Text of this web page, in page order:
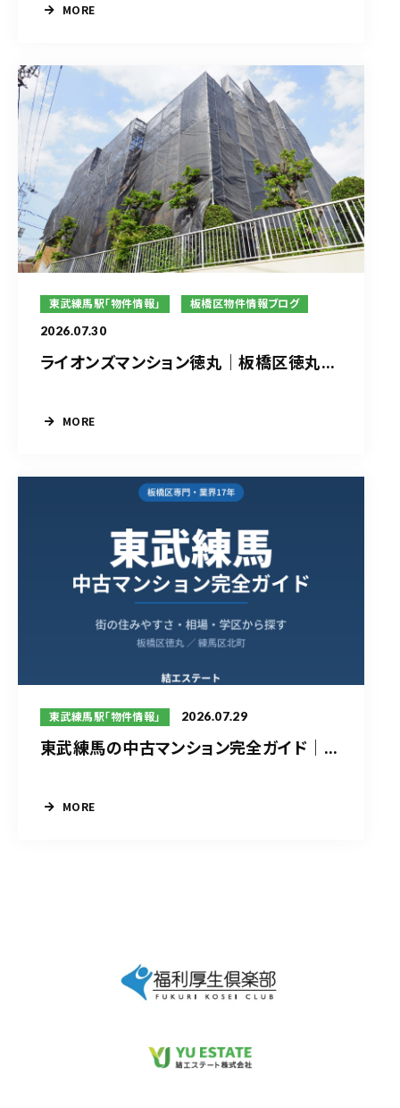
MORE
東武練馬駅「物件情報」 板橋区物件情報ブログ
2026.07.30
ライオンズマンション徳丸｜板橋区徳丸...
MORE
東武練馬駅「物件情報」 2026.07.29
東武練馬の中古マンション完全ガイド｜...
MORE